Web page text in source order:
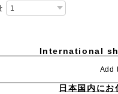
International
Add
日本国内にお